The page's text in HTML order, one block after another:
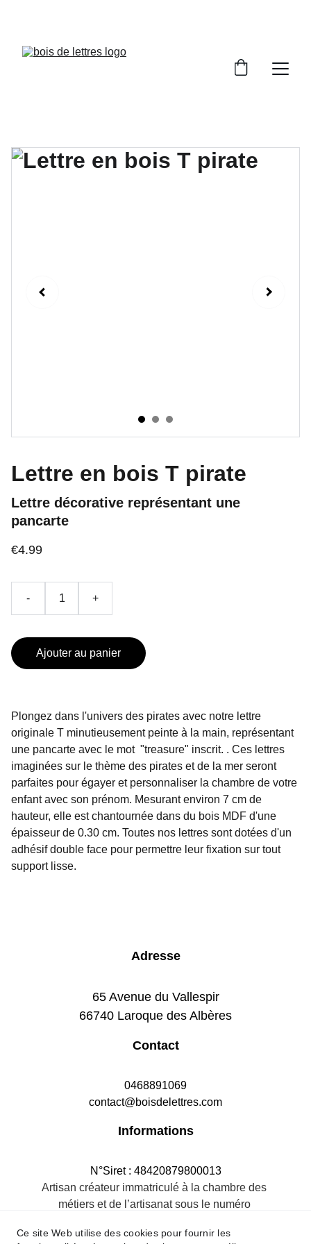
Lettre en bois T pirate
Lettre décorative représentant une
pancarte
€4.99
- +
Ajouter au panier
Plongez dans l'univers des pirates avec notre lettre
originale T minutieusement peinte à la main, représentant
une pancarte avec le mot "treasure" inscrit. . Ces lettres
imaginées sur le thème des pirates et de la mer seront
parfaites pour égayer et personnaliser la chambre de votre
enfant avec son prénom. Mesurant environ 7 cm de
hauteur, elle est chantournée dans du bois MDF d'une
épaisseur de 0.30 cm. Toutes nos lettres sont dotées d'un
adhésif double face pour permettre leur fixation sur tout
support lisse.
Adresse
65 Avenue du Vallespir
66740 Laroque des Albères
Contact
0468891069
contact@boisdelettres.com
Informations
N°Siret : 48420879800013
Artisan créateur immatriculé à la chambre des
métiers et de l’artisanat sous le numéro
Ce site Web utilise des cookies pour fournir les